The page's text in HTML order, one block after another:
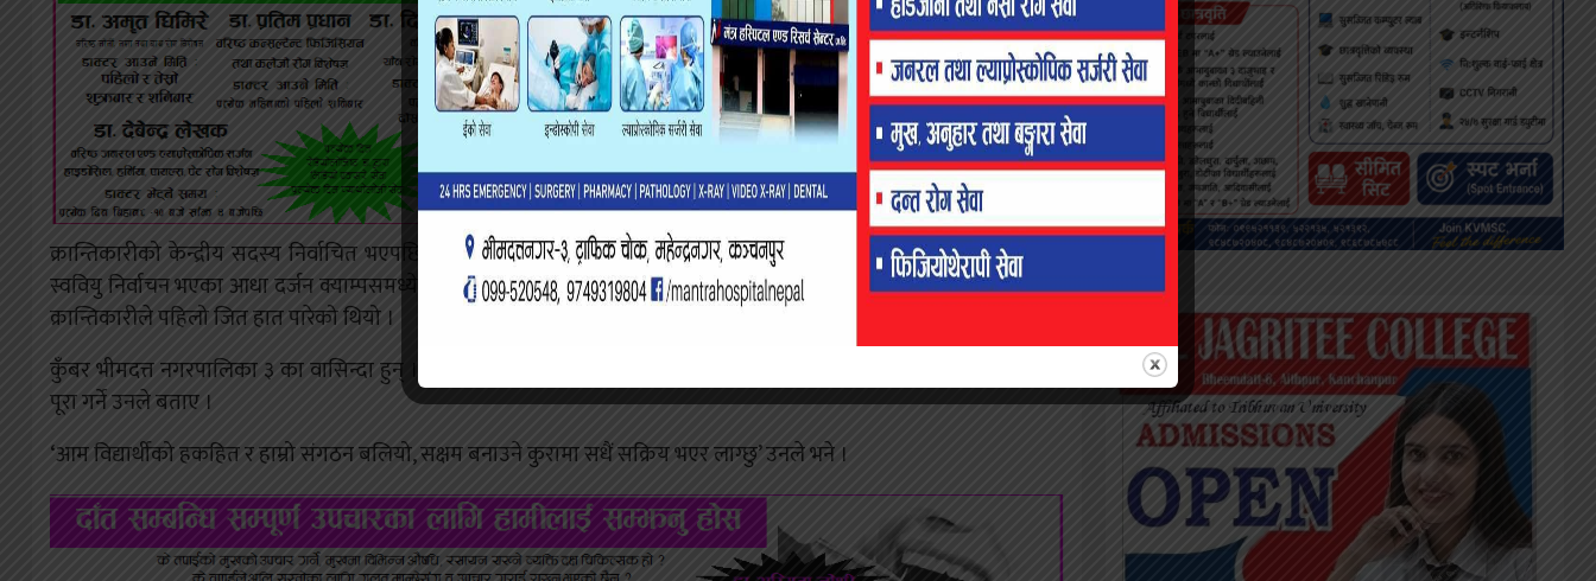
क्रान्तिकारीको केन्द्रीय सदस्य निर्वाचित भएपछि उनले स्वतन्त्र विद्यार्थी युनियन(स्ववियु) निर्वाचनमा आफ्नो भूमिका देखाएका थिए ।
स्ववियु निर्वाचन भएका आधा दर्जन क्याम्पसमध्ये दुई क्याम्पस क्रान्तिकारीले जितेको थियो । बेलौरीको महाकाली बहुमुखी क्याम्पसमा
क्रान्तिकारीले पहिलो जित हात पारेको थियो ।
कुँबर भीमदत्त नगरपालिका ३ का वासिन्दा हुन् । क्रान्तिकारीका केन्द्रीय समितिले दिएको जिम्मेवारीलाई आफूले इमान्दातिारका साथ
पूरा गर्ने उनले बताए ।
‘आम विद्यार्थीको हकहित र हाम्रो संगठन बलियो, सक्षम बनाउने कुरामा सधैं सक्रिय भएर लाग्छु’ उनले भने ।